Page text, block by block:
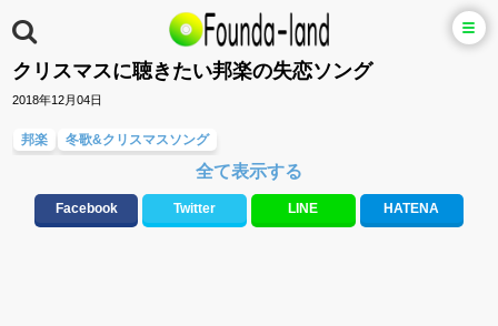
クリスマスに聴きたい邦楽の失恋ソング
2018年12月04日
邦楽 冬歌&クリスマスソング
大切な人に贈る歌&ありがとうソング(感謝の歌)
ラブソング(恋愛ソング) 失恋ソング(ラブソング)
全て表示する
Facebook Twitter LINE HATENA